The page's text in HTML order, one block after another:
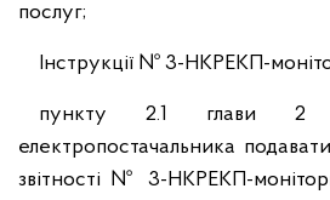
послуг;
Інструкції № 3-НКРЕКП-
пункту 2.1 глави 2
електропостачальника
звітності № 3-НКРЕКП-